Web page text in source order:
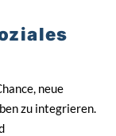
neue
zu integrieren.